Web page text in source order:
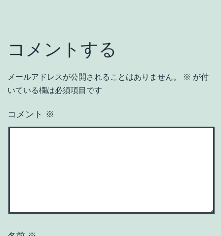
コメントする
メールアドレスが公開されることはありません。 ※ が付
いている欄は必須項目です
コメント ※